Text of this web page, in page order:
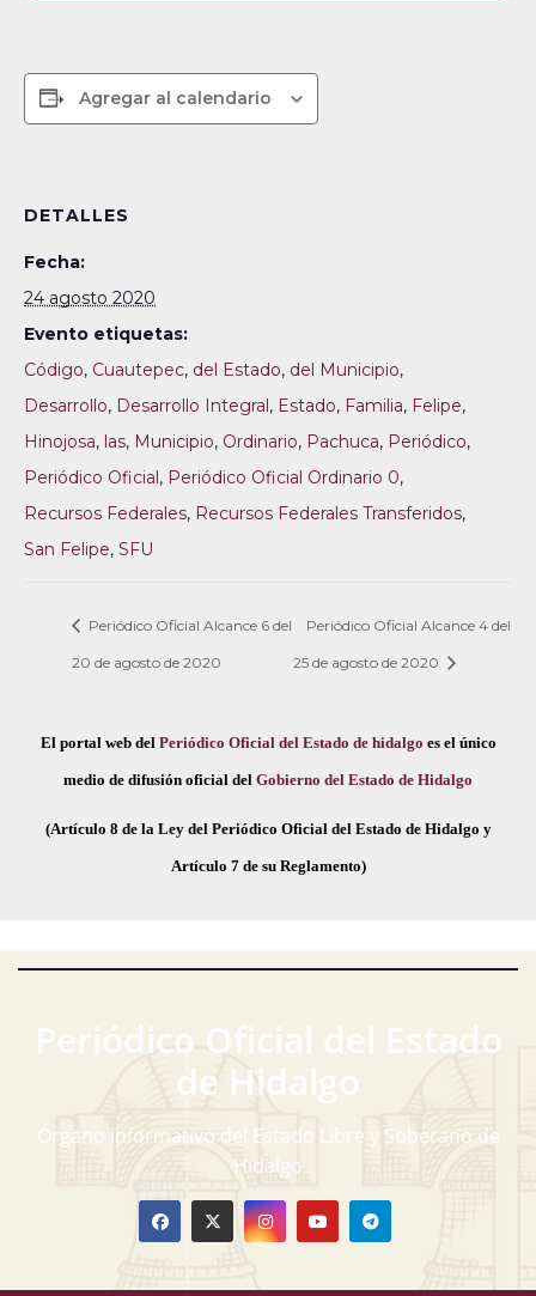
Agregar al calendario
DETALLES
Fecha:
24 agosto 2020
Evento etiquetas:
Código, Cuautepec, del Estado, del Municipio,
Desarrollo, Desarrollo Integral, Estado, Familia, Felipe,
Hinojosa, las, Municipio, Ordinario, Pachuca, Periódico,
Periódico Oficial, Periódico Oficial Ordinario 0,
Recursos Federales, Recursos Federales Transferidos,
San Felipe, SFU
Periódico Oficial Alcance 6 del
20 de agosto de 2020
Periódico Oficial Alcance 4 del
25 de agosto de 2020
El portal web del Periódico Oficial del Estado de hidalgo es el único
medio de difusión oficial del Gobierno del Estado de Hidalgo
(Artículo 8 de la Ley del Periódico Oficial del Estado de Hidalgo y
Artículo 7 de su Reglamento)
Periódico Oficial del Estado
de Hidalgo
Órgano informativo del Estado Libre y Soberano de
Hidalgo